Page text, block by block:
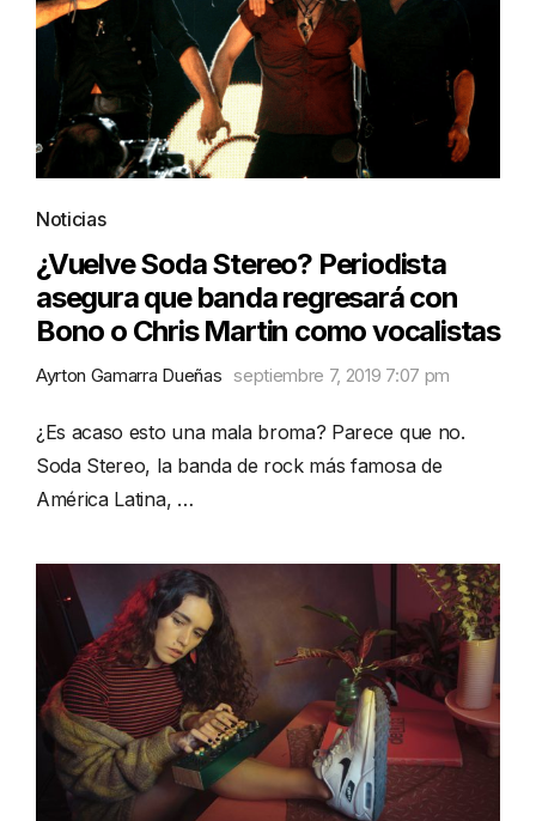
Noticias
¿Vuelve Soda Stereo? Periodista
asegura que banda regresará con
Bono o Chris Martin como vocalistas
Ayrton Gamarra Dueñas septiembre 7, 2019 7:07 pm
¿Es acaso esto una mala broma? Parece que no.
Soda Stereo, la banda de rock más famosa de
América Latina, …